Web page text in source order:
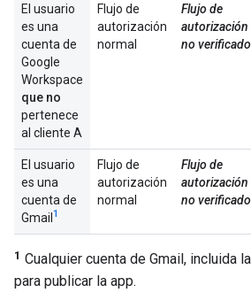
El usuario
es una
cuenta de
Google
Workspace
que no
pertenece
al cliente A
Flujo de
autorización
normal
Flujo de
autorización
no verificado
El usuario
es una
cuenta de
Gmail 1
Flujo de
autorización
normal
Flujo de
autorización
no verificado
1 Cualquier cuenta de Gmail, incluida
para publicar la app.